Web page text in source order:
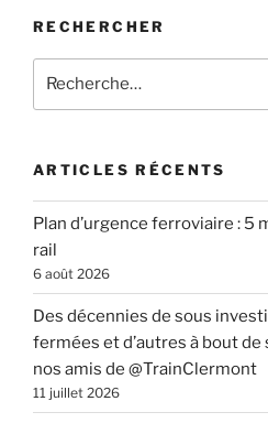
RECHERCHER
pour
ARTICLES RÉCENTS
Plan d’urgence ferroviaire : 5
rail
6 août 2026
Des décennies de sous
fermées et d’autres à bout
nos amis de @TrainClermont
11 juillet 2026